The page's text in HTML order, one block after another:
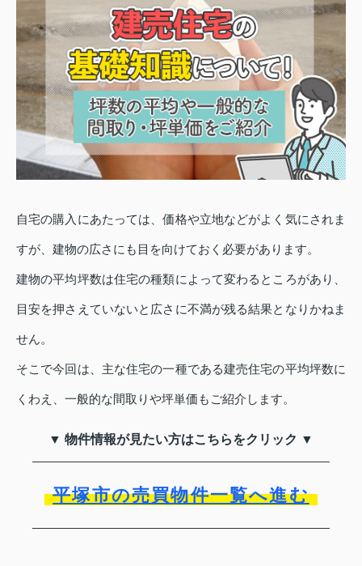
自宅の購入にあたっては、価格や立地などがよく気にされま
すが、建物の広さにも目を向けておく必要があります。
建物の平均坪数は住宅の種類によって変わるところがあり、
目安を押さえていないと広さに不満が残る結果となりかねま
せん。
そこで今回は、主な住宅の一種である建売住宅の平均坪数に
くわえ、一般的な間取りや坪単価もご紹介します。
▼ 物件情報が見たい方はこちらをクリック ▼
平塚市の売買物件一覧へ進む